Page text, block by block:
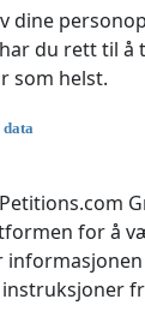
dine
du rett til å
som helst.
for å